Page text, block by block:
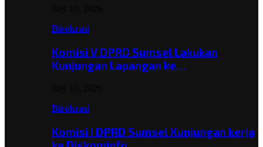
Birokrasi
Komisi V DPRD Sumsel Lakukan
Kunjungan Lapangan ke…
Birokrasi
Komisi I DPRD Sumsel Kunjungan kerja